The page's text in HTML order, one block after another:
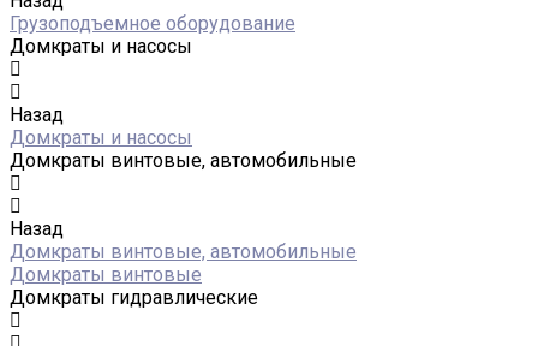
Грузоподъемное оборудование
Домкраты и насосы
Назад
Домкраты и насосы
Домкраты винтовые, автомобильные
Назад
Домкраты винтовые, автомобильные
Домкраты винтовые
Домкраты гидравлические